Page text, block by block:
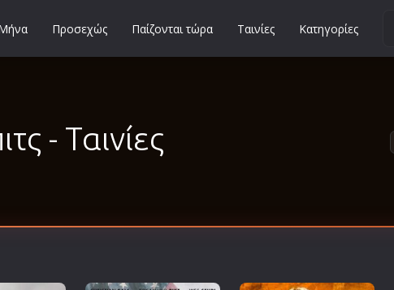
Μικρού Μήκους
Μιούζικαλ
Νεανικές
Προσεχώς Παίζονται τώρα Ταινίες Κατηγορίες
- Ταινίες